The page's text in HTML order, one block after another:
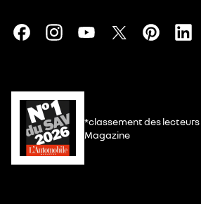
*classement des lecteurs
Magazine